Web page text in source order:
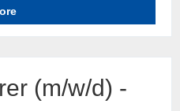
(m/w/d) -